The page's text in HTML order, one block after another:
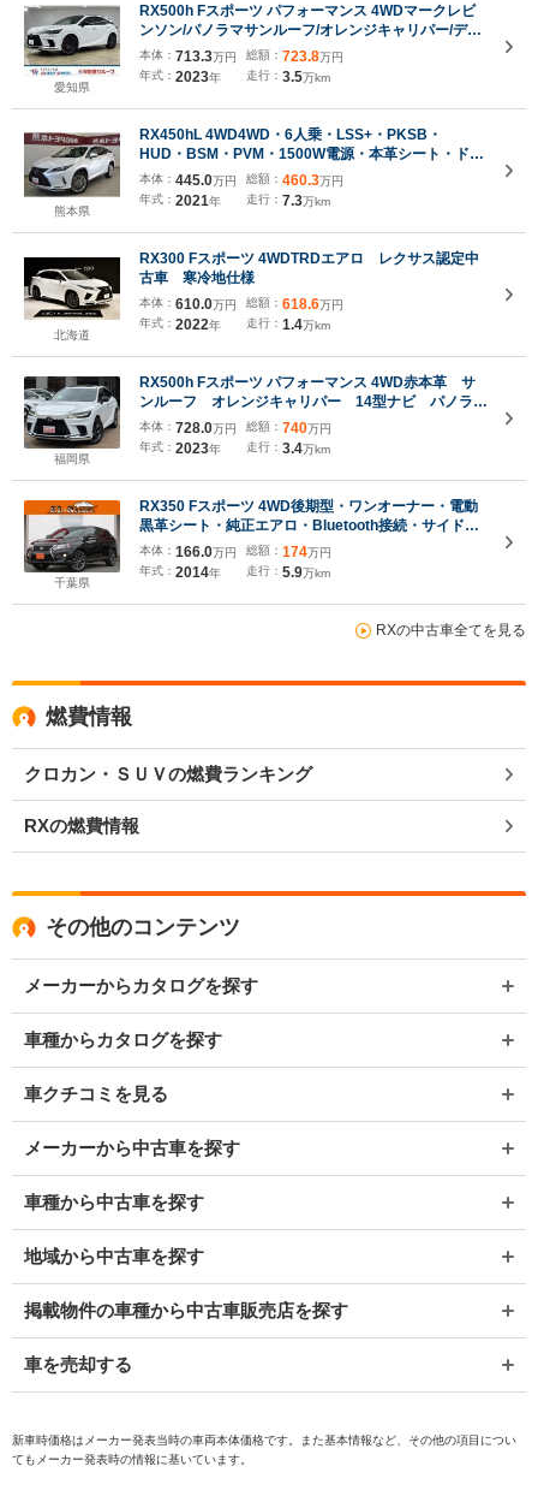
愛知県
RX500h Fスポーツ パフォーマンス 4WDマークレビ
ンソン/パノラマサンルーフ/オレンジキャリパー/デジ
タルインナーミラー/ブラインドスポットモニター/シ
ートクーラー/シートヒーター/三眼LEDヘッドライト/
ヘッドアップディスプレイ/パワーシート
本体： 713.3万円
年式： 2023年
総額： 723.8万円
走行： 3.5万km
熊本県
RX450hL 4WD4WD・6人乗・LSS+・PKSB・
HUD・BSM・PVM・1500W電源・本革シート・ドラ
レコ前後・ETC2.0・ワイヤレス充電器・20AW・カー
ドキー・パワーバックドア・ステアリングヒーター・
ワンオーナー車・中古車ハイブリッド保証付
本体： 445.0万円
年式： 2021年
総額： 460.3万円
走行： 7.3万km
北海道
RX300 Fスポーツ 4WDTRDエアロ レクサス認定中
古車 寒冷地仕様
本体： 610.0万円
年式： 2022年
総額： 618.6万円
走行： 1.4万km
福岡県
RX500h Fスポーツ パフォーマンス 4WD赤本革 サ
ンルーフ オレンジキャリパー 14型ナビ パノラミ
ックビューモニター AppleCarPlay 全席シートヒ
ーター&ベンチレーション デジタルインナーミラ
ー パワーバックドア 純正ドラレコ 20inchAW
本体： 728.0万円
年式： 2023年
総額： 740万円
走行： 3.4万km
千葉県
RX350 Fスポーツ 4WD後期型・ワンオーナー・電動
黒革シート・純正エアロ・Bluetooth接続・サイド&
バックカメラ・クルコン・ドラレコ・スマートキー・
HDDナビ・フルセグ・LEDヘッドライト・電動バッ
クドア・純正19inAW・ETC
本体： 166.0万円
年式： 2014年
総額： 174万円
走行： 5.9万km
RXの中古車全てを見る
燃費情報
クロカン・ＳＵＶの燃費ランキング
RXの燃費情報
その他のコンテンツ
メーカーからカタログを探す
車種からカタログを探す
車クチコミを見る
メーカーから中古車を探す
車種から中古車を探す
地域から中古車を探す
掲載物件の車種から中古車販売店を探す
車を売却する
新車時価格はメーカー発表当時の車両本体価格です。また基本情報など、その他の項目につい
てもメーカー発表時の情報に基いています。